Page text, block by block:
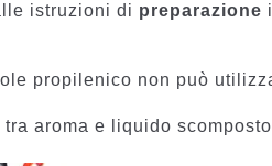
istruzioni di preparazione
propilenico non può
aroma e liquido